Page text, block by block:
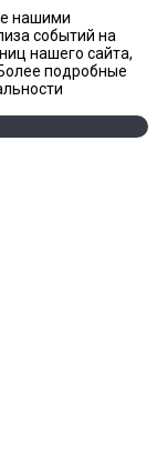
нашими
событий на
нашего сайта,
подробные